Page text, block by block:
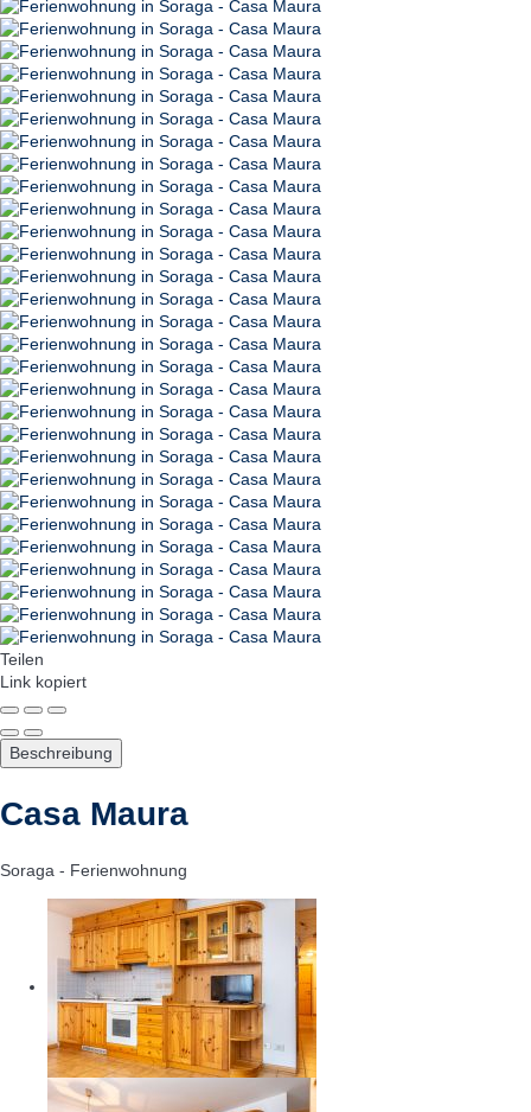
Teilen
Link kopiert
Beschreibung
Casa Maura
Soraga - Ferienwohnung